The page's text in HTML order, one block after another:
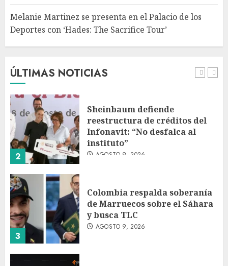
Melanie Martinez se presenta en el Palacio de los
Deportes con ‘Hades: The Sacrifice Tour’
ÚLTIMAS NOTICIAS
1
Lionel, a los 68 años en Rosario
2
Sheinbaum defiende
reestructura de créditos del
Infonavit: “No desfalca al
instituto”
AGOSTO 9, 2026
3
Colombia respalda soberanía
de Marruecos sobre el Sáhara
y busca TLC
AGOSTO 9, 2026